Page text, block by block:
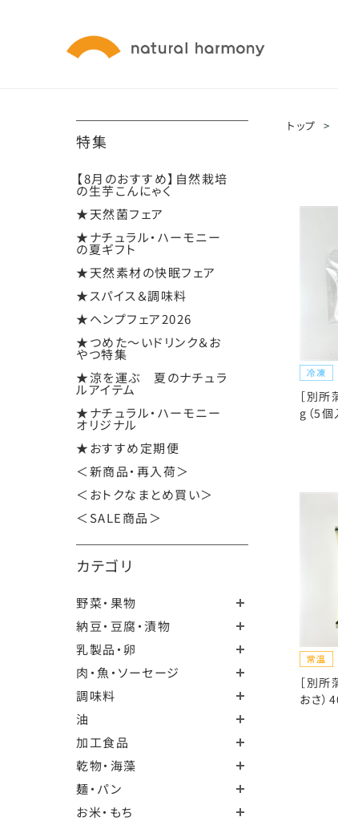
特集
【8月のおすすめ】自然栽培
の生芋こんにゃく
★天然菌フェア
★ナチュラル・ハーモニー
の夏ギフト
★天然素材の快眠フェア
★スパイス＆調味料
★ヘンプフェア2026
★つめた～いドリンク＆お
やつ特集
★涼を運ぶ 夏のナチュラ
ルアイテム
★ナチュラル・ハーモニー
オリジナル
★おすすめ定期便
＜新商品・再入荷＞
＜おトクなまとめ買い＞
＜SALE商品＞
カテゴリ
野菜・果物
納豆・豆腐・漬物
乳製品・卵
肉・魚・ソーセージ
調味料
油
加工食品
乾物・海藻
麺・パン
お米・もち
トップ >
［別
g（5個
［別所
おさ）